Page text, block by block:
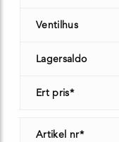
Ventilhus
Lagersaldo
Ert pris*
Artikel nr*